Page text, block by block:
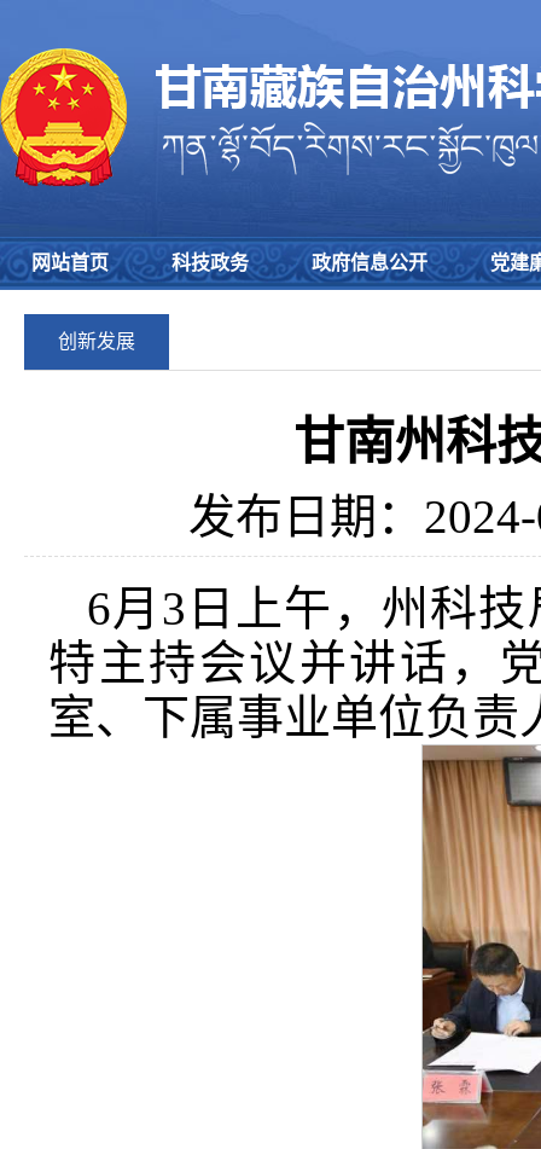
网站首页 科技政务 政府信息公开 党建
创新发展
甘南州科
发布日期：
6月3日上午，州科
特主持会议并讲话，
室、下属事业单位负责